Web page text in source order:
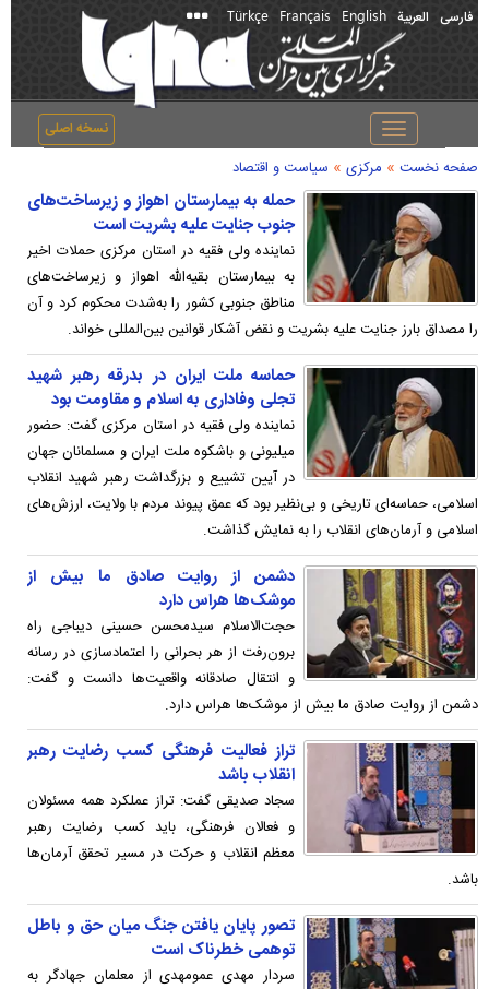
فارسی العربیة English
Français
Türkçe
نسخه اصلی
Toggle
navigation
صفحه نخست » مرکزی » سیاست و اقتصاد
حمله به بیمارستان اهواز و زیرساخت‌های
جنوب جنایت علیه بشریت است
نماینده ولی فقیه در استان مرکزی حملات اخیر
به بیمارستان بقیه‌الله اهواز و زیرساخت‌های
مناطق جنوبی کشور را به‌شدت محکوم کرد و آن
را مصداق بارز جنایت علیه بشریت و نقض آشکار قوانین بین‌المللی خواند.
حماسه ملت ایران در بدرقه رهبر شهید
تجلی وفاداری به اسلام و مقاومت بود
نماینده ولی‌ فقیه در استان مرکزی گفت: حضور
میلیونی و باشکوه ملت ایران و مسلمانان جهان
در آیین تشییع و بزرگداشت رهبر شهید انقلاب
اسلامی، حماسه‌ای تاریخی و بی‌نظیر بود که عمق پیوند مردم با ولایت، ارزش‌های
اسلامی و آرمان‌های انقلاب را به نمایش گذاشت.
دشمن از روایت صادق ما بیش از
موشک‌ها هراس دارد
حجت‌الاسلام سیدمحسن حسینی دیباجی راه
برون‌رفت از هر بحرانی را اعتمادسازی در رسانه
و انتقال صادقانه واقعیت‌ها دانست و گفت:
دشمن از روایت صادق ما بیش از موشک‌ها هراس دارد.
تراز فعالیت فرهنگی کسب رضایت رهبر
انقلاب باشد
سجاد صدیقی گفت: تراز عملکرد همه مسئولان
و فعالان فرهنگی، باید کسب رضایت رهبر
معظم انقلاب و حرکت در مسیر تحقق آرمان‌ها
باشد.
تصور پایان یافتن جنگ میان حق و باطل
توهمی خطرناک است
سردار مهدی عمومهدی از معلمان جهادگر به